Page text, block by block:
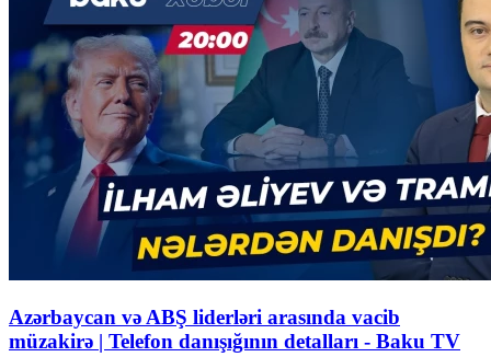
Azərbaycan və ABŞ liderləri arasında vacib
müzakirə | Telefon danışığının detalları - Baku TV